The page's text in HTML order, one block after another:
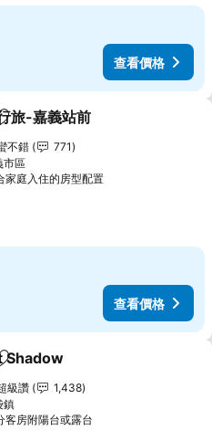
查看價格
入我的最愛
旅-嘉義站前
不錯
771
市區
家庭入住的房型配置
查看價格
入我的最愛
Shadow
級讚
1,438
鎮
客房附陽台或露台